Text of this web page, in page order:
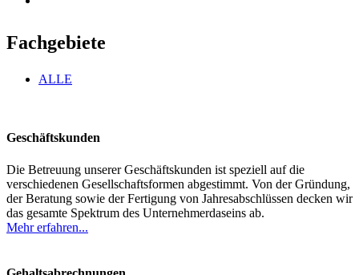
Fachgebiete
ALLE
Geschäftskunden
Die Betreuung unserer Geschäftskunden ist speziell auf die
verschiedenen Gesellschaftsformen abgestimmt. Von der Gründung,
der Beratung sowie der Fertigung von Jahresabschlüssen decken wir
das gesamte Spektrum des Unternehmerdaseins ab.
Mehr erfahren...